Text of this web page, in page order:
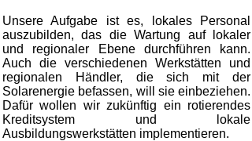
Unsere Aufgabe ist es, lokales Personal
auszubilden, das die Wartung auf lokaler
und regionaler Ebene durchführen kann.
Auch die verschiedenen Werkstätten und
regionalen Händler, die sich mit der
Solarenergie befassen, will sie einbeziehen.
Dafür wollen wir zukünftig ein rotierendes
Kreditsystem und lokale
Ausbildungswerkstätten implementieren.